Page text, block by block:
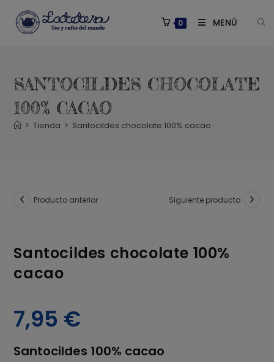
contenido
0 MENÚ
SANTOCILDES CHOCOLATE
100% CACAO
> Tienda > Santocildes chocolate 100% cacao
Producto anterior Siguiente producto
Santocildes chocolate 100%
cacao
7,95 €
Santocildes 100% cacao